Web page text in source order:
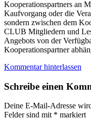
Kooperationspartners an
Kaufvorgang oder die
sondern zwischen dem
CLUB Mitgliedern und
Angebots von der
Kooperationspartner
Kommentar hinterlassen
Schreibe einen
Deine E-Mail-Adresse
Felder sind mit * markiert